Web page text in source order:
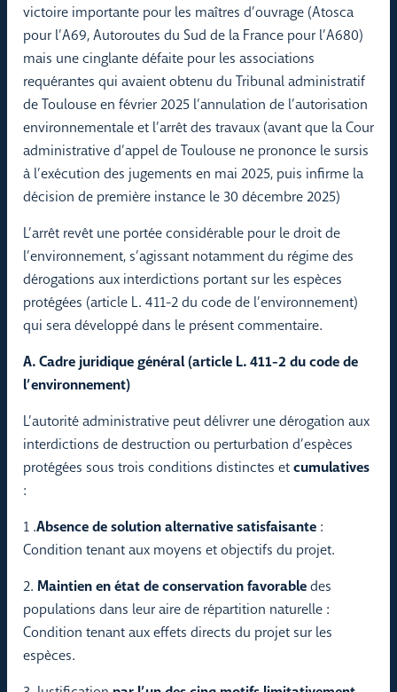
victoire importante pour les maîtres d’ouvrage (Atosca
pour l’A69, Autoroutes du Sud de la France pour l’A680)
mais une cinglante défaite pour les associations
requérantes qui avaient obtenu du Tribunal administratif
de Toulouse en février 2025 l’annulation de l’autorisation
environnementale et l’arrêt des travaux (avant que la Cour
administrative d’appel de Toulouse ne prononce le sursis
à l’exécution des jugements en mai 2025, puis infirme la
décision de première instance le 30 décembre 2025)
L’arrêt revêt une portée considérable pour le droit de
l’environnement, s’agissant notamment du régime des
dérogations aux interdictions portant sur les espèces
protégées (article L. 411-2 du code de l’environnement)
qui sera développé dans le présent commentaire.
A. Cadre juridique général (article L. 411-2 du code de
l’environnement)
L’autorité administrative peut délivrer une dérogation aux
interdictions de destruction ou perturbation d’espèces
protégées sous trois conditions distinctes etcumulatives
:
1 .Absence de solution alternative satisfaisante :
Condition tenant aux moyens et objectifs du projet.
2. Maintien en état de conservation favorabledes
populations dans leur aire de répartition naturelle :
Condition tenant aux effets directs du projet sur les
espèces.